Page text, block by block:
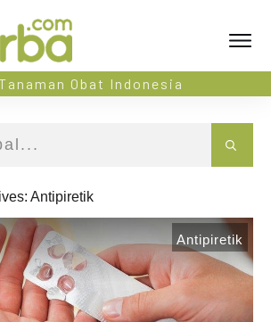
Obat Indonesia
Antipiretik
Antipiretik